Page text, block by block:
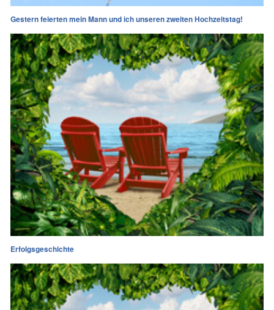
Gestern feierten mein Mann und ich unseren zweiten Hochzeitstag!
Erfolgsgeschichte